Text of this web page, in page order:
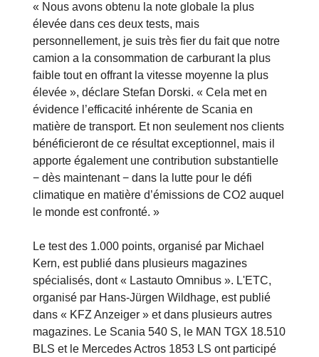
« Nous avons obtenu la note globale la plus
élevée dans ces deux tests, mais
personnellement, je suis très fier du fait que notre
camion a la consommation de carburant la plus
faible tout en offrant la vitesse moyenne la plus
élevée », déclare Stefan Dorski. « Cela met en
évidence l’efficacité inhérente de Scania en
matière de transport. Et non seulement nos clients
bénéficieront de ce résultat exceptionnel, mais il
apporte également une contribution substantielle
− dès maintenant − dans la lutte pour le défi
climatique en matière d’émissions de CO2 auquel
le monde est confronté. »
Le test des 1.000 points, organisé par Michael
Kern, est publié dans plusieurs magazines
spécialisés, dont « Lastauto Omnibus ». L'ETC,
organisé par Hans-Jürgen Wildhage, est publié
dans « KFZ Anzeiger » et dans plusieurs autres
magazines. Le Scania 540 S, le MAN TGX 18.510
BLS et le Mercedes Actros 1853 LS ont participé